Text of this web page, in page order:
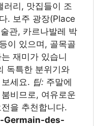
러리, 맛집들이 조
. 보주 광장(Place
관, 카르나발레 박
이 있으며, 골목골
재미가 있습니
독특한 분위기와
세요. 팁: 주말에
비므로, 여유로운
을 추천합니다.
Germain-des-